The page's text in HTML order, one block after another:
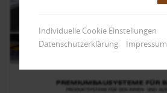
Individuelle Cookie Einstellungen
Datenschutzerklärung
Impressum